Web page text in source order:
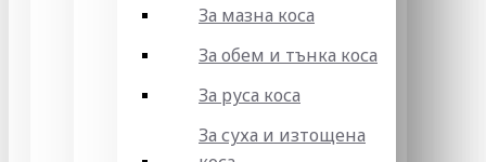
За мазна коса
За обем и тънка коса
За руса коса
За суха и изтощена